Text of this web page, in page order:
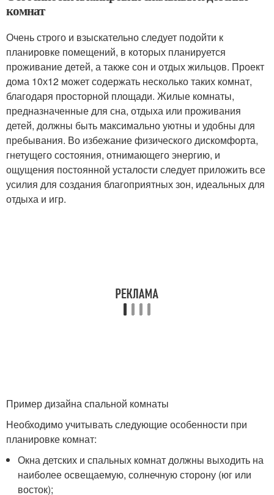
комнат
Очень строго и взыскательно следует подойти к
планировке помещений, в которых планируется
проживание детей, а также сон и отдых жильцов. Проект
дома 10х12 может содержать несколько таких комнат,
благодаря просторной площади. Жилые комнаты,
предназначенные для сна, отдыха или проживания
детей, должны быть максимально уютны и удобны для
пребывания. Во избежание физического дискомфорта,
гнетущего состояния, отнимающего энергию, и
ощущения постоянной усталости следует приложить все
усилия для создания благоприятных зон, идеальных для
отдыха и игр.
Пример дизайна спальной комнаты
Необходимо учитывать следующие особенности при
планировке комнат:
Окна детских и спальных комнат должны выходить на
наиболее освещаемую, солнечную сторону (юг или
восток);